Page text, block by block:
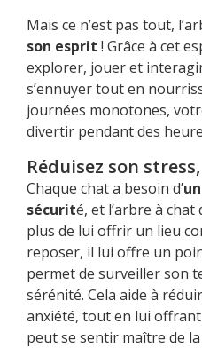
Mais ce n’est pas tout,
son esprit ! Grâce à cet
explorer, jouer et
s’ennuyer tout en
journées monotones,
divertir pendant des
Réduisez son
Chaque chat a besoin d’
sécurité, et l’arbre à
plus de lui offrir un lieu
reposer, il lui offre un
permet de surveiller son
sérénité. Cela aide à
anxiété, tout en lui
peut se sentir maître de